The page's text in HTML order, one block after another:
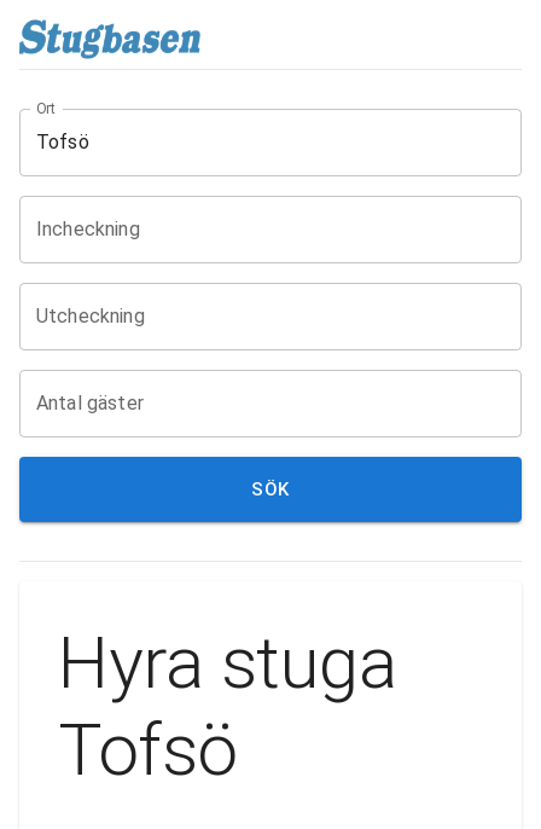
Ort
Incheckning
Utcheckning
Antal gäster
SÖK
Hyra stuga
Tofsö